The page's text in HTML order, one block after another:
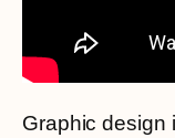
Graphic design